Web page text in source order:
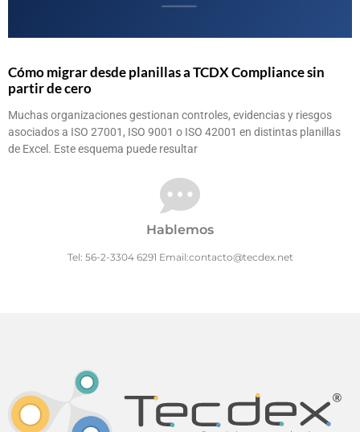
Cómo migrar desde planillas a TCDX Compliance sin
partir de cero
Muchas organizaciones gestionan controles, evidencias y riesgos
asociados a ISO 27001, ISO 9001 o ISO 42001 en distintas planillas
de Excel. Este esquema puede resultar
Hablemos
Tel: 56-2-3304 6291 Email:contacto@tecdex.net